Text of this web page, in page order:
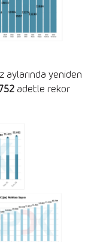
aylarında yeniden
adetle rekor